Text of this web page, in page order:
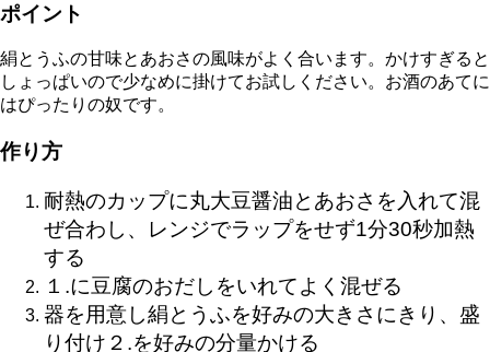
ポイント
絹とうふの甘味とあおさの風味がよく合います。かけすぎると
しょっぱいので少なめに掛けてお試しください。お酒のあてに
はぴったりの奴です。
作り方
耐熱のカップに丸大豆醤油とあおさを入れて混
ぜ合わし、レンジでラップをせず1分30秒加熱
する
１.に豆腐のおだしをいれてよく混ぜる
器を用意し絹とうふを好みの大きさにきり、盛
り付け２.を好みの分量かける